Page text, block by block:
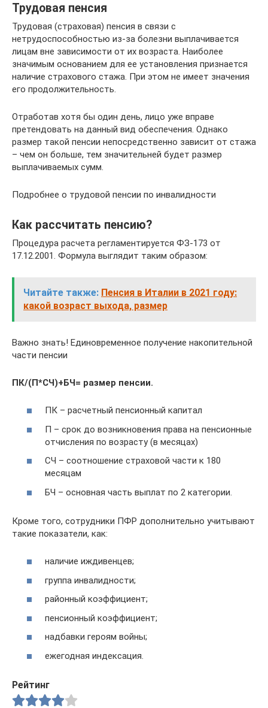
Трудовая пенсия
Трудовая (страховая) пенсия в связи с
нетрудоспособностью из-за болезни выплачивается
лицам вне зависимости от их возраста. Наиболее
значимым основанием для ее установления признается
наличие страхового стажа. При этом не имеет значения
его продолжительность.
Отработав хотя бы один день, лицо уже вправе
претендовать на данный вид обеспечения. Однако
размер такой пенсии непосредственно зависит от стажа
– чем он больше, тем значительней будет размер
выплачиваемых сумм.
Подробнее о трудовой пенсии по инвалидности
Как рассчитать пенсию?
Процедура расчета регламентируется ФЗ-173 от
17.12.2001. Формула выглядит таким образом:
Читайте также: Пенсия в Италии в 2021 году:
какой возраст выхода, размер
Важно знать! Единовременное получение накопительной
части пенсии
ПК/(П*СЧ)+БЧ= размер пенсии.
ПК – расчетный пенсионный капитал
П – срок до возникновения права на пенсионные
отчисления по возрасту (в месяцах)
СЧ – соотношение страховой части к 180
месяцам
БЧ – основная часть выплат по 2 категории.
Кроме того, сотрудники ПФР дополнительно учитывают
такие показатели, как:
наличие иждивенцев;
группа инвалидности;
районный коэффициент;
пенсионный коэффициент;
надбавки героям войны;
ежегодная индексация.
Рейтинг